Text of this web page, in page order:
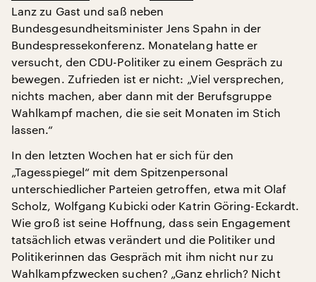
Lanz zu Gast und saß neben
Bundesgesundheitsminister Jens Spahn in der
Bundespressekonferenz. Monatelang hatte er
versucht, den CDU-Politiker zu einem Gespräch zu
bewegen. Zufrieden ist er nicht: „Viel versprechen,
nichts machen, aber dann mit der Berufsgruppe
Wahlkampf machen, die sie seit Monaten im Stich
lassen.“
In den letzten Wochen hat er sich für den
„Tagesspiegel“ mit dem Spitzenpersonal
unterschiedlicher Parteien getroffen, etwa mit Olaf
Scholz, Wolfgang Kubicki oder Katrin Göring-Eckardt.
Wie groß ist seine Hoffnung, dass sein Engagement
tatsächlich etwas verändert und die Politiker und
Politikerinnen das Gespräch mit ihm nicht nur zu
Wahlkampfzwecken suchen? „Ganz ehrlich? Nicht